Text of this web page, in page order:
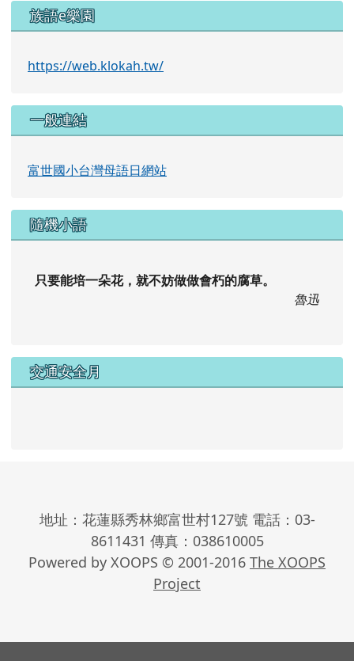
族語e樂園
https://web.klokah.tw/
一般連結
富世國小台灣母語日網站
隨機小語
只要能培一朵花，就不妨做做會朽的腐草。
魯迅
交通安全月
地址：花蓮縣秀林鄉富世村127號 電話：03-
8611431 傳真：038610005
Powered by XOOPS © 2001-2016 The XOOPS
Project